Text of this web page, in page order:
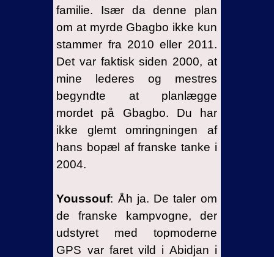
familie. Især da denne plan
om at myrde Gbagbo ikke kun
stammer fra 2010 eller 2011.
Det var faktisk siden 2000, at
mine lederes og mestres
begyndte at planlægge
mordet på Gbagbo. Du har
ikke glemt omringningen af
hans bopæl af franske tanke i
2004.
Youssouf: Åh ja. De taler om
de franske kampvogne, der
udstyret med topmoderne
GPS var faret vild i Abidjan i